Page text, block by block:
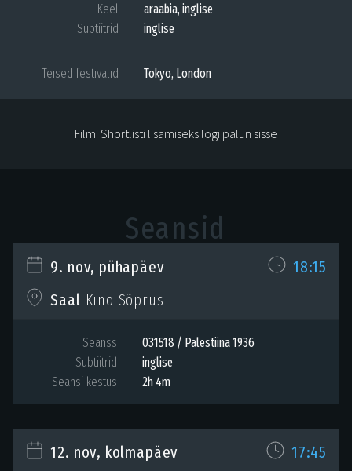
Keel
araabia, inglise
Subtiitrid
inglise
Teised festivalid Tokyo, London
Filmi Shortlisti lisamiseks logi palun sisse
Seansid
9. nov, pühapäev
18:15
Saal Kino Sõprus
Seanss
031518 / Palestiina 1936
Subtiitrid
inglise
Seansi kestus
2h 4m
12. nov, kolmapäev
17:45